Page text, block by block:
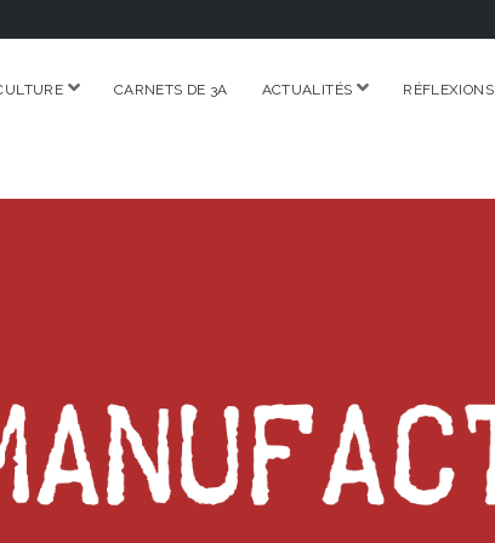
ouvrirCARNETS DE 3A ACTUALITÉS ouvrirRÉFLEXIONS